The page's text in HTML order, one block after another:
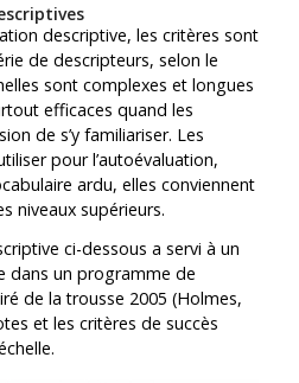
descriptive, les critères sont
de descripteurs, selon le
sont complexes et longues
efficaces quand les
de s’y familiariser. Les
pour l’autoévaluation,
ardu, elles conviennent
niveaux supérieurs.
ci-dessous a servi à un
dans un programme de
de la trousse 2005 (Holmes,
et les critères de succès